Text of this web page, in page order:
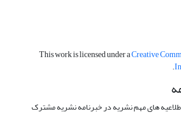
This work is licensed under aCreative
.
های مهم نشریه در خبرنامه نشریه مشترک